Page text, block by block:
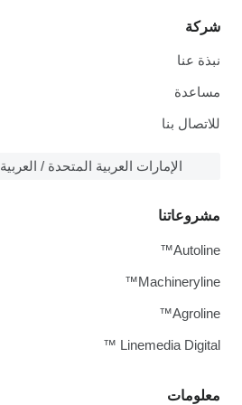
شركة
نبذة عنا
مساعدة
للاتصال بنا
الإمارات العربية المتحدة / العربية
معلومات
مشروعاتنا
Autoline™
Machineryline™
Agroline™
Linemedia Digital ™